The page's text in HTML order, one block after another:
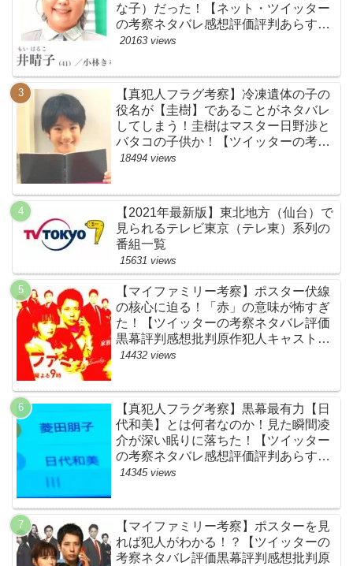
な子）だった！【ネット・ツイッター
の考察ネタバレ感想評価評判あらすじ
原作犯人キャスト黒幕伏線まとめ・鴨
20163 views
【真犯人フラグ考察】冷凍遺体の子の
役名が【圭樹】であることがネタバレ
してしまう！圭樹はマスター日野渉と
バタコの子供か！【ツイッターの考察
ネタバレ感想評価評判あらすじ原作犯
18494 views
【2021年最新版】東北地方（仙台）で
見られるテレビ東京（テレ東）系列の
番組一覧
15631 views
【マイファミリー考察】ポスター伏線
の核心に迫る！「赤」の意味が怖すぎ
た！【ツイッターの考察ネタバレ評価
黒幕評判感想批判原作犯人キャスト脚
本あらすじ伏線まとめ】
14432 views
【真犯人フラグ考察】黒幕最有力【日
代和美】とは何者なのか！見た瞬間凌
介が深い眠りに落ちた！【ツイッター
の考察ネタバレ感想評価評判あらすじ
原作犯人キャスト黒幕伏線まとめ】
14345 views
【マイファミリー考察】ポスターを見
れば犯人がわかる！？【ツイッターの
考察ネタバレ評価黒幕評判感想批判原